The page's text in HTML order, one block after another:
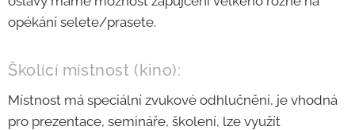
opékání selete/prasete.
Školící místnost (kino):
Místnost má speciální zvukové odhlučnění, je vhodná
pro prezentace, semináře, školení, lze využít